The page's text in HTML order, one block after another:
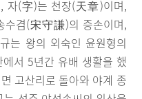
자(字)는 천장(天章)이며,
겸(宋守謙)의 증손이며,
는 왕의 외숙인 윤원형의
서 5년간 유배 생활을 했
고산리로 돌아와 야계 종